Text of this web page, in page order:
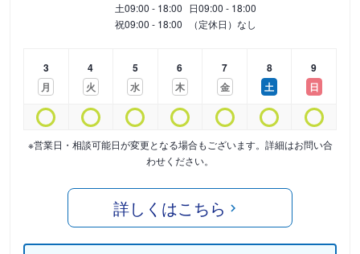
土09:00 - 18:00 日09:00 - 18:00
祝09:00 - 18:00 （定休日）なし
3
月
4
火
5
水
6
木
7
金
8
土
9
日
※営業日・相談可能日が変更となる場合もございます。詳細はお問い合
わせください。
詳しくはこちら